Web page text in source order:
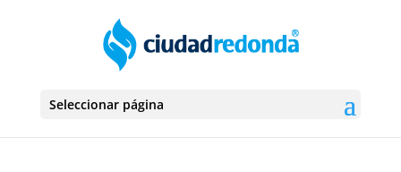
Seleccionar página